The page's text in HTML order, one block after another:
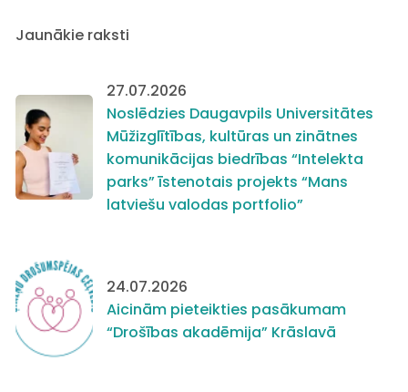
Jaunākie raksti
27.07.2026
Noslēdzies Daugavpils Universitātes
Mūžizglītības, kultūras un zinātnes
komunikācijas biedrības “Intelekta
parks” īstenotais projekts “Mans
latviešu valodas portfolio”
24.07.2026
Aicinām pieteikties pasākumam
“Drošības akadēmija” Krāslavā